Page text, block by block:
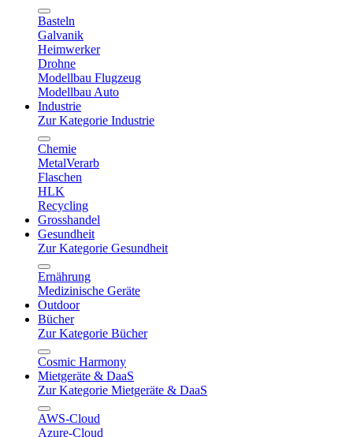
Basteln
Galvanik
Heimwerker
Drohne
Modellbau Flugzeug
Modellbau Auto
Industrie
Zur Kategorie Industrie
Chemie
MetalVerarb
Flaschen
HLK
Recycling
Grosshandel
Gesundheit
Zur Kategorie Gesundheit
Ernährung
Medizinische Geräte
Outdoor
Bücher
Zur Kategorie Bücher
Cosmic Harmony
Mietgeräte & DaaS
Zur Kategorie Mietgeräte & DaaS
AWS-Cloud
Azure-Cloud